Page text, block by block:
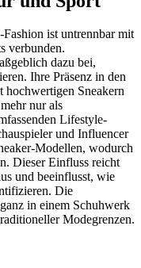
ist untrennbar mit
verbunden.
dazu bei,
Ihre Präsenz in den
Sneakern
nur als
Lifestyle-
und Influencer
Modellen, wodurch
Dieser Einfluss reicht
und beeinflusst, wie
Die
in einem Schuhwerk
Modegrenzen.